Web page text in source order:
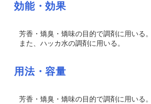
効能・効果
芳香・矯臭・矯味の目的で調剤に用いる。
また、ハッカ水の調剤に用いる。
用法・容量
芳香・矯臭・矯味の目的で調剤に用いる。